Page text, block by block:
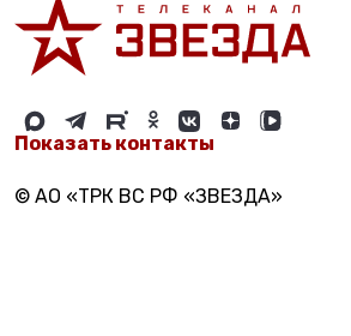
Показать контакты
© АО «ТРК ВС РФ «ЗВЕЗДА»